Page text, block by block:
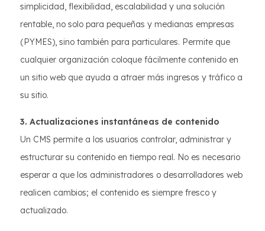
simplicidad, flexibilidad, escalabilidad y una solución
rentable, no solo para pequeñas y medianas empresas
(PYMES), sino también para particulares. Permite que
cualquier organización coloque fácilmente contenido en
un sitio web que ayuda a atraer más ingresos y tráfico a
su sitio.
3. Actualizaciones instantáneas de contenido
Un CMS permite a los usuarios controlar, administrar y
estructurar su contenido en tiempo real. No es necesario
esperar a que los administradores o desarrolladores web
realicen cambios; el contenido es siempre fresco y
actualizado.